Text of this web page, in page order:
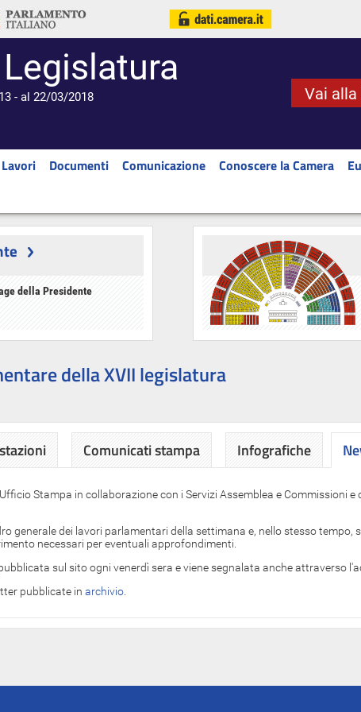
- al 22/03/2018 Vai alla
Lavori Documenti Comunicazione Conoscere la Camera
della Presidente
della XVII legislatura
Comunicati stampa Infografiche
Stampa in collaborazione con i Servizi Assemblea e Commissioni
generale dei lavori parlamentari della settimana e, nello stesso tempo,
necessari per eventuali approfondimenti.
sul sito ogni venerdì sera e viene segnalata anche attraverso
pubblicate in archivio